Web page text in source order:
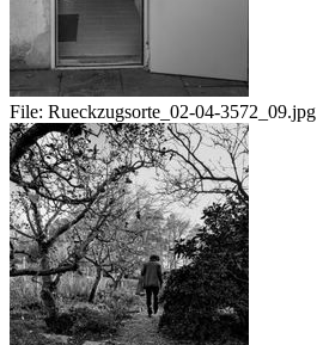
File: Rueckzugsorte_02-04-3572_09.jpg